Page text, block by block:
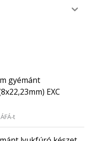
gyémánt
EXC
t